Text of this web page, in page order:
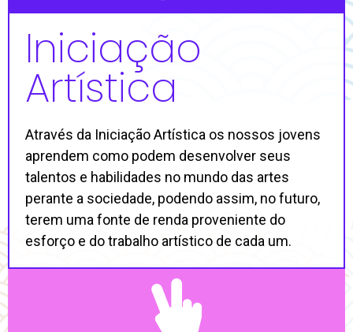
Iniciação
Artística
Através da Iniciação Artística os nossos jovens
aprendem como podem desenvolver seus
talentos e habilidades no mundo das artes
perante a sociedade, podendo assim, no futuro,
terem uma fonte de renda proveniente do
esforço e do trabalho artístico de cada um.